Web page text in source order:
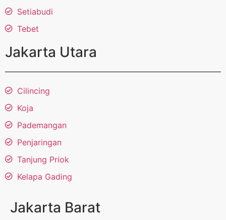
Setiabudi
Tebet
Jakarta Utara
Cilincing
Koja
Pademangan
Penjaringan
Tanjung Priok
Kelapa Gading
Jakarta Barat